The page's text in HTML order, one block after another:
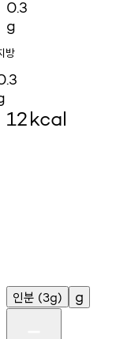
0.3
g
방
12kcal
인분 (3g) g